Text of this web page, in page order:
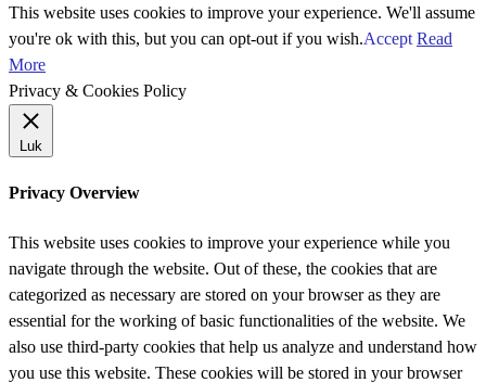
This website uses cookies to improve your experience. We'll assume
you're ok with this, but you can opt-out if you wish.Accept Read
More
Privacy & Cookies Policy
Luk
Privacy Overview
This website uses cookies to improve your experience while you
navigate through the website. Out of these, the cookies that are
categorized as necessary are stored on your browser as they are
essential for the working of basic functionalities of the website. We
also use third-party cookies that help us analyze and understand how
you use this website. These cookies will be stored in your browser